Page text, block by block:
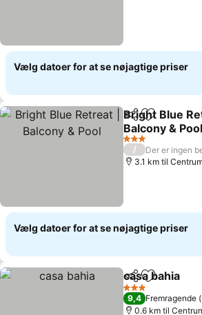
Vælg datoer for at se nøjagtige priser
Del Føj til
Bright Blue
Balcony & Pool
3 Stjerner
/
Der er ingen
3.1 km til
Vælg datoer for at se nøjagtige priser
Del Føj til
casa bahia
3 Stjerner
9,4 Fremragende
0.6 km til